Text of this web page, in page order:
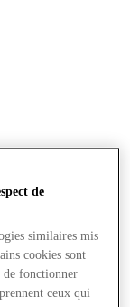
de
similaires mis
cookies sont
de fonctionner
ceux qui